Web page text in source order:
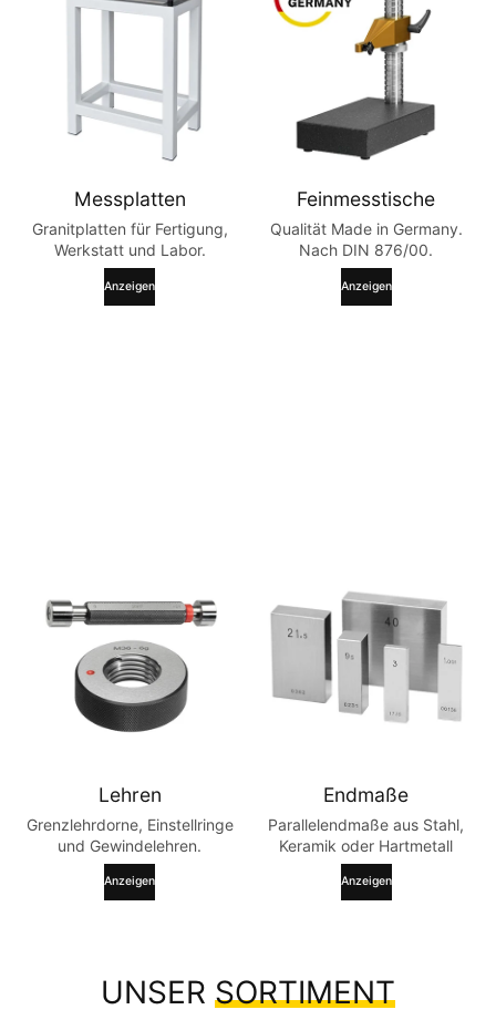
Messplatten
Granitplatten für Fertigung,
Werkstatt und Labor.
Anzeigen
Feinmesstische
Qualität Made in Germany.
Nach DIN 876/00.
Anzeigen
Lehren
Grenzlehrdorne, Einstellringe
und Gewindelehren.
Anzeigen
Endmaße
Parallelendmaße aus Stahl,
Keramik oder Hartmetall
Anzeigen
UNSER SORTIMENT